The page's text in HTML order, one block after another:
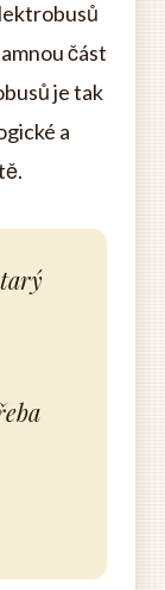
část
je tak
a